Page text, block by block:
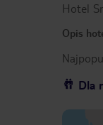
Hotel
Opis
Dla